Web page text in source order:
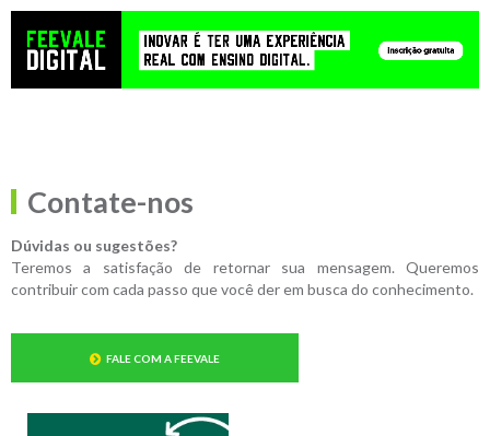
Contate-nos
Dúvidas ou sugestões?
Teremos a satisfação de retornar sua mensagem. Queremos
contribuir com cada passo que você der em busca do conhecimento.
FALE COM A FEEVALE